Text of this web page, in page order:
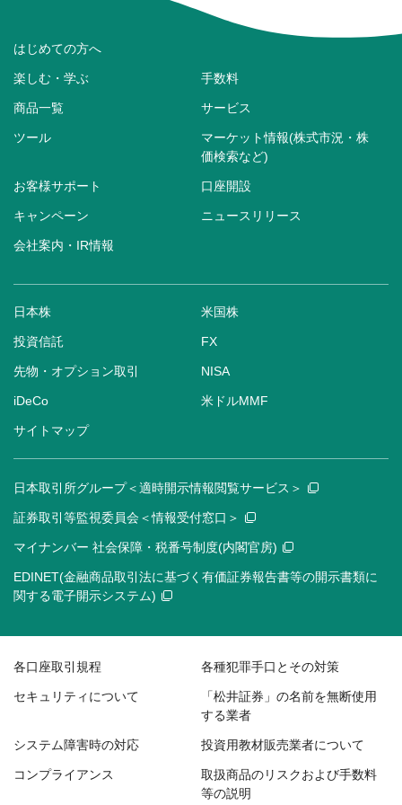
はじめての方へ
楽しむ・学ぶ 手数料
商品一覧 サービス
ツール
マーケット情報(株式市況・株
価検索など)
お客様サポート 口座開設
キャンペーン ニュースリリース
会社案内・IR情報
日本株 米国株
投資信託 FX
先物・オプション取引 NISA
iDeCo 米ドルMMF
サイトマップ
日本取引所グループ＜適時開示情報閲覧サービス＞
証券取引等監視委員会＜情報受付窓口＞
マイナンバー 社会保障・税番号制度(内閣官房)
EDINET(金融商品取引法に基づく有価証券報告書等の開示書類に
関する電子開示システム)
各口座取引規程 各種犯罪手口とその対策
セキュリティについて
「松井証券」の名前を無断使用
する業者
システム障害時の対応 投資用教材販売業者について
コンプライアンス
取扱商品のリスクおよび手数料
等の説明